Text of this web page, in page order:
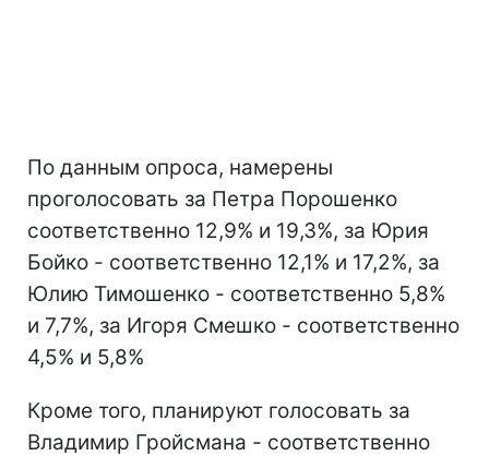
По данным опроса, намерены
проголосовать за Петра Порошенко
соответственно 12,9% и 19,3%, за Юрия
Бойко - соответственно 12,1% и 17,2%, за
Юлию Тимошенко - соответственно 5,8%
и 7,7%, за Игоря Смешко - соответственно
4,5% и 5,8%
Кроме того, планируют голосовать за
Владимир Гройсмана - соответственно